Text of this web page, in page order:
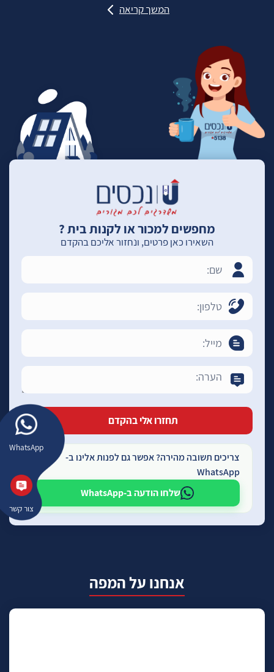
WhatsApp
צור קשר
המשך קריאה
מחפשים למכור או לקנות בית ?
השאירו כאן פרטים, ונחזור אליכם בהקדם
צריכים תשובה מהירה? אפשר גם לפנות אלינו ב-
WhatsApp
שלחו הודעה ב-WhatsApp
אנחנו על המפה